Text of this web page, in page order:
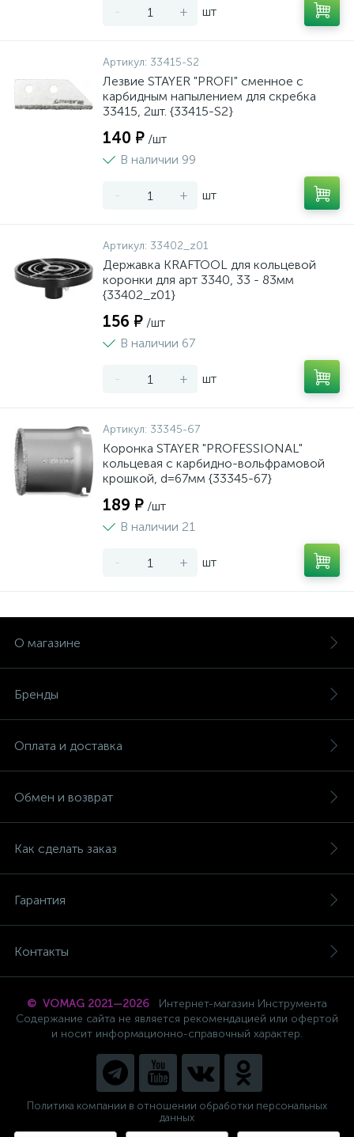
- + шт
Артикул: 33415-S2
Лезвие STAYER "PROFI" сменное с
карбидным напылением для скребка
33415, 2шт. {33415-S2}
140 ₽ /шт
В наличии 99
- + шт
Артикул: 33402_z01
Державка KRAFTOOL для кольцевой
коронки для арт 3340, 33 - 83мм
{33402_z01}
156 ₽ /шт
В наличии 67
- + шт
Артикул: 33345-67
Коронка STAYER "PROFESSIONAL"
кольцевая с карбидно-вольфрамовой
крошкой, d=67мм {33345-67}
189 ₽ /шт
В наличии 21
- + шт
О магазине
Бренды
Оплата и доставка
Обмен и возврат
Как сделать заказ
Гарантия
Контакты
© VOMAG 2021—2026
Интернет-магазин Инструмента
Содержание сайта не является рекомендацией или офертой
и носит информационно-справочный характер.
Политика компании в отношении обработки персональных
данных